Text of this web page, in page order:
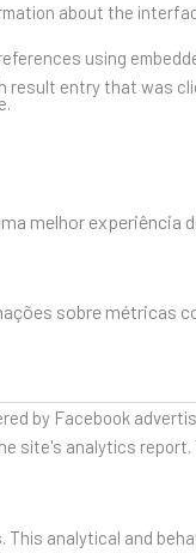
about the
using
result entry that was
melhor experiência
sobre métricas
by Facebook
site's analytics
analytical and